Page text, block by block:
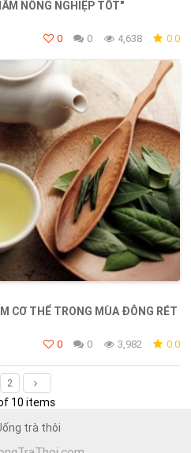
NÔNG NGHIỆP TỐT"
0 0 4,638 0.0
CƠ THỂ TRONG MÙA ĐÔNG RÉT
0 0 3,982 0.0
2
10 items
trà thôi